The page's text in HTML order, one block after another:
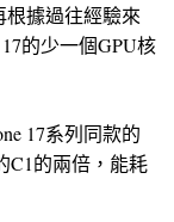
根據過往經驗來
的少一個GPU核
17系列同款的
C1的兩倍，能耗